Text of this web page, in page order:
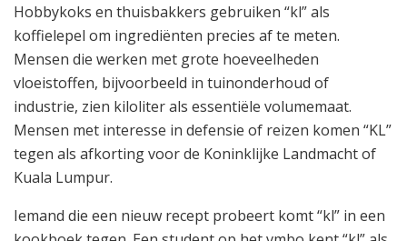
Hobbykoks en thuisbakkers gebruiken “kl” als
koffielepel om ingrediënten precies af te meten.
Mensen die werken met grote hoeveelheden
vloeistoffen, bijvoorbeeld in tuinonderhoud of
industrie, zien kiloliter als essentiële volumemaat.
Mensen met interesse in defensie of reizen komen “KL”
tegen als afkorting voor de Koninklijke Landmacht of
Kuala Lumpur.
Iemand die een nieuw recept probeert komt “kl” in een